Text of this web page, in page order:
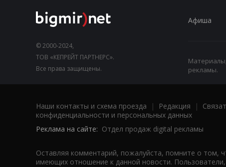
© 2000-2024,
ТОВ «КЕПРЕЙТ ПАРТНЕРС».
Все права защищены.
Афиша
рекламы.
Наши контакты и схема проезда | Редакция |
конфиденциальности и персональных данных
Реклама на сайте: Отдел продаж digital рекламы
Оставляя комментарий, пожалуйста, помните о том,
имеющих отношение к данной новости.